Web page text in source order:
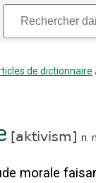
de dictionnaire
[aktivism] n.
morale